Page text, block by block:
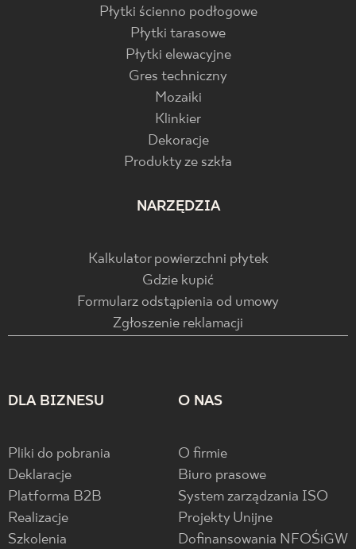
Płytki ścienno podłogowe
Płytki tarasowe
Płytki elewacyjne
Gres techniczny
Mozaiki
Klinkier
Dekoracje
Produkty ze szkła
NARZĘDZIA
Kalkulator powierzchni płytek
Gdzie kupić
Formularz odstąpienia od umowy
Zgłoszenie reklamacji
DLA BIZNESU
Pliki do pobrania
Deklaracje
Platforma B2B
Realizacje
Szkolenia
O NAS
O firmie
Biuro prasowe
System zarządzania ISO
Projekty Unijne
Dofinansowania NFOŚiGW